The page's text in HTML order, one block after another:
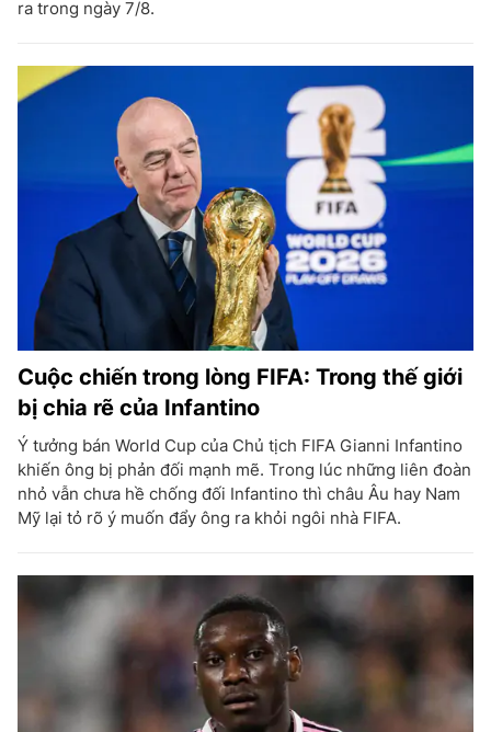
ra trong ngày 7/8.
Cuộc chiến trong lòng FIFA: Trong thế giới
bị chia rẽ của Infantino
Ý tưởng bán World Cup của Chủ tịch FIFA Gianni Infantino
khiến ông bị phản đối mạnh mẽ. Trong lúc những liên đoàn
nhỏ vẫn chưa hề chống đối Infantino thì châu Âu hay Nam
Mỹ lại tỏ rõ ý muốn đẩy ông ra khỏi ngôi nhà FIFA.